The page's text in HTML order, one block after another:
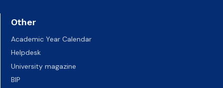
Other
Academic Year Calendar
Helpdesk
University magazine
BIP